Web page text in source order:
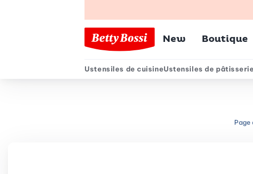
Menu
New Boutique
Menu secondaire
Ustensiles de cuisineUstensiles de pâtisserie
Page